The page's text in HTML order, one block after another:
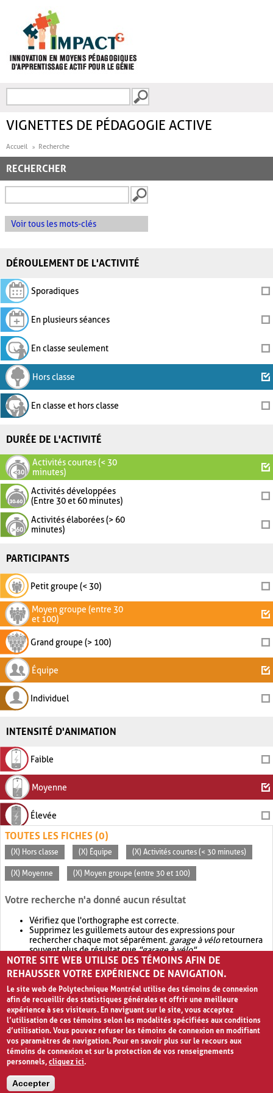
FORMULAIRE DE
VIGNETTES DE PÉDAGOGIE ACTIVE
Accueil Recherche
RECHERCHER
Voir tous les mots-clés
DÉROULEMENT DE L'ACTIVITÉ
Sporadiques
En plusieurs séances
En classe seulement
Hors classe
En classe et hors classe
DURÉE DE L'ACTIVITÉ
Activités courtes (< 30
minutes)
Activités développées
(Entre 30 et 60 minutes)
Activités élaborées (> 60
minutes)
PARTICIPANTS
Petit groupe (< 30)
Moyen groupe (entre 30
et 100)
Grand groupe (> 100)
Équipe
Individuel
INTENSITÉ D'ANIMATION
Faible
Moyenne
Élevée
TOUTES LES FICHES (0)
(X) Hors classe (X) Équipe (X) Activités courtes (< 30 minutes)
(X) Moyenne (X) Moyen groupe (entre 30 et 100)
Votre recherche n'a donné aucun résultat
Vérifiez que l'orthographe est correcte.
Supprimez les guillemets autour des expressions pour
rechercher chaque mot séparément. garage à véloretournera
souvent plus de résultat que"garage à vélo".
Envisagez d'élargir votre recherche avec OR.garage OR vélo
retournera souvent plus de résultat quegarage à vélo
NOTRE SITE WEB UTILISE DES TÉMOINS AFIN DE
REHAUSSER VOTRE EXPÉRIENCE DE NAVIGATION.
Le site web de Polytechnique Montréal utilise des témoins de connexion
afin de recueillir des statistiques générales et offrir une meilleure
expérience à ses visiteurs. En naviguant sur le site, vous acceptez
l’utilisation de ces témoins selon les modalités spécifiées aux conditions
d’utilisation. Vous pouvez refuser les témoins de connexion en modifiant
vos paramètres de navigation. Pour en savoir plus sur le recours aux
témoins de connexion et sur la protection de vos renseignements
personnels,cliquez ici.
Accepter